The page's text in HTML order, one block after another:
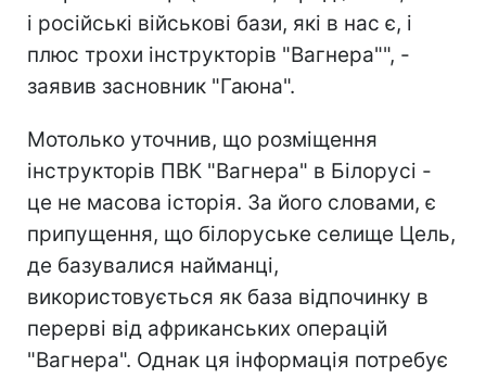
і російські військові бази, які в нас є, і
плюс трохи інструкторів "Вагнера"", -
заявив засновник "Гаюна".
Мотолько уточнив, що розміщення
інструкторів ПВК "Вагнера" в Білорусі -
це не масова історія. За його словами, є
припущення, що білоруське селище Цель,
де базувалися найманці,
використовується як база відпочинку в
перерві від африканських операцій
"Вагнера". Однак ця інформація потребує